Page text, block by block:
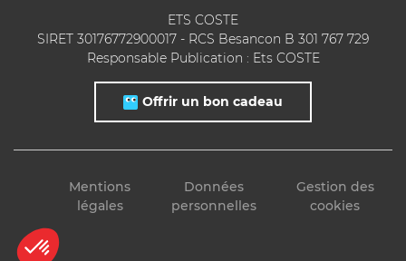
ETS COSTE
SIRET 30176772900017 - RCS Besancon B 301 767 729
Responsable Publication : Ets COSTE
Offrir un bon cadeau
Mentions
légales
Données
personnelles
Gestion des
cookies